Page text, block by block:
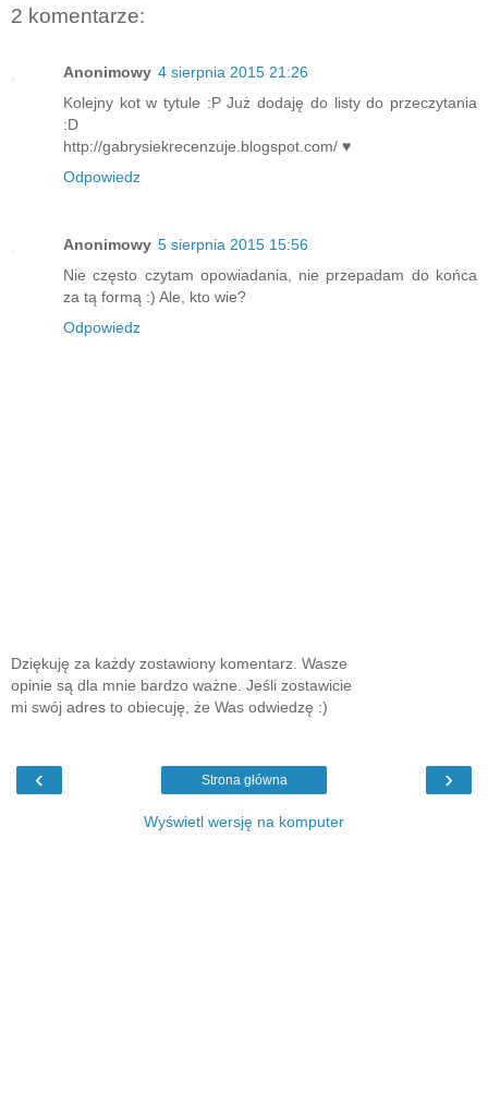
2 komentarze:
Anonimowy 4 sierpnia 2015 21:26
Kolejny kot w tytule :P Już dodaję do listy do przeczytania
:D
http://gabrysiekrecenzuje.blogspot.com/ ♥
Odpowiedz
Anonimowy 5 sierpnia 2015 15:56
Nie często czytam opowiadania, nie przepadam do końca
za tą formą :) Ale, kto wie?
Odpowiedz
Dziękuję za każdy zostawiony komentarz. Wasze
opinie są dla mnie bardzo ważne. Jeśli zostawicie
mi swój adres to obiecuję, że Was odwiedzę :)
‹ ›
Strona główna
Wyświetl wersję na komputer